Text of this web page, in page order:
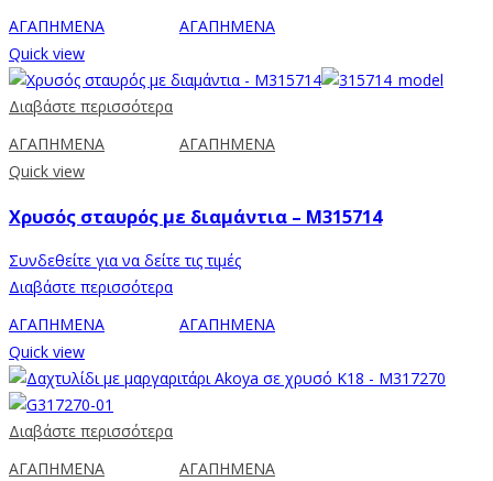
ΑΓΑΠΗΜΕΝΑ
ΑΓΑΠΗΜΕΝΑ
Quick view
Διαβάστε περισσότερα
ΑΓΑΠΗΜΕΝΑ
ΑΓΑΠΗΜΕΝΑ
Quick view
Χρυσός σταυρός με διαμάντια – M315714
Συνδεθείτε για να δείτε τις τιμές
Διαβάστε περισσότερα
ΑΓΑΠΗΜΕΝΑ
ΑΓΑΠΗΜΕΝΑ
Quick view
Διαβάστε περισσότερα
ΑΓΑΠΗΜΕΝΑ
ΑΓΑΠΗΜΕΝΑ